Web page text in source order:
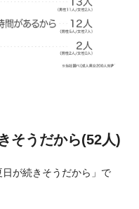
そうだから(52人)
が続きそうだから」で